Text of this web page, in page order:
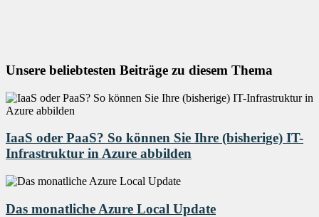
Unsere beliebtesten Beiträge zu diesem Thema
IaaS oder PaaS? So können Sie Ihre (bisherige) IT-
Infrastruktur in Azure abbilden
Das monatliche Azure Local Update